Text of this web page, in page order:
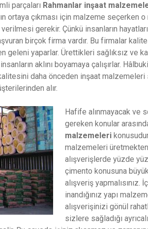
parçaları Rahmanlar inşaat
ortaya çıkması için malzeme
gerekir. Çünkü insanların
birçok firma vardır. Bu firmalar
geleni yaparlar. Ürettikleri sağlıksız ve
aklını boyamaya çalışırlar.
daha önceden inşaat
alır.
Hafife alınmayacak ve
gereken konular
malzemeleri
malzemeleri üretmekten
alışverişlerde yüzde
çimento konusuna
alışveriş yapmalısınız.
inandığınız yapı
alışverişinizi gönül
sizlere sağladığı